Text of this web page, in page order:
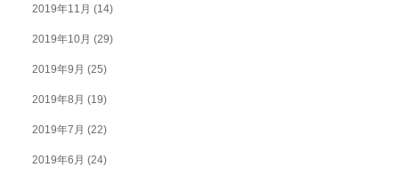
2019年11月 (14)
2019年10月 (29)
2019年9月 (25)
2019年8月 (19)
2019年7月 (22)
2019年6月 (24)